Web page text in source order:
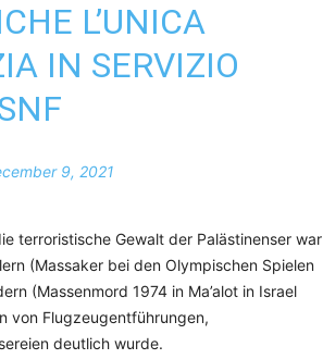
L’UNICA
IN SERVIZIO
9, 2021
terroristische Gewalt der Palästinenser war
(Massaker bei den Olympischen Spielen
(Massenmord 1974 in Ma’alot in Israel
von Flugzeugentführungen,
deutlich wurde.